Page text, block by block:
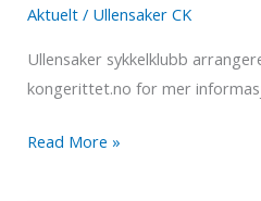
Aktuelt / Ullensaker CK
Ullensaker sykkelklubb
kongerittet.no for mer
Kongerittet
Read More »